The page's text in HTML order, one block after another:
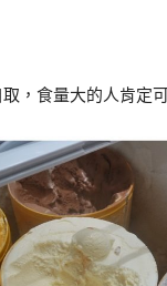
，食量大的人肯定